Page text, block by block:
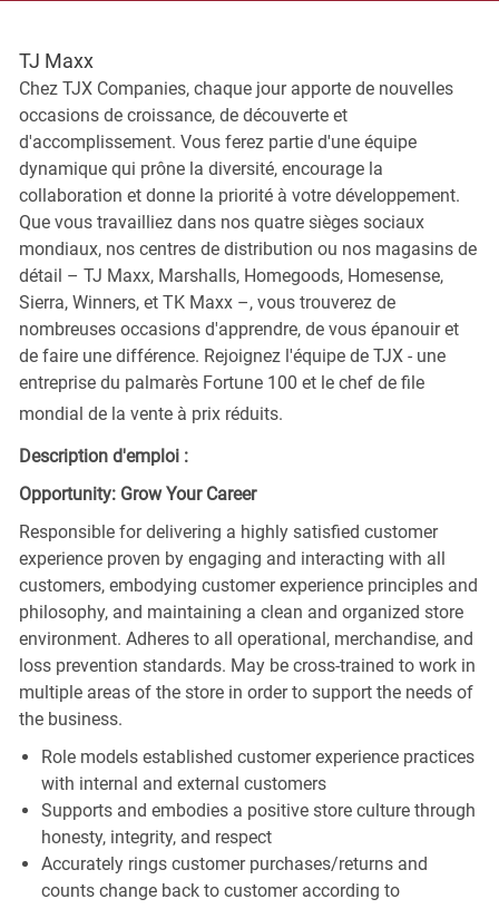
TJ Maxx
Chez TJX Companies, chaque jour apporte de nouvelles
occasions de croissance, de découverte et
d'accomplissement. Vous ferez partie d'une équipe
dynamique qui prône la diversité, encourage la
collaboration et donne la priorité à votre développement.
Que vous travailliez dans nos quatre sièges sociaux
mondiaux, nos centres de distribution ou nos magasins de
détail – TJ Maxx, Marshalls, Homegoods, Homesense,
Sierra, Winners, et TK Maxx –, vous trouverez de
nombreuses occasions d'apprendre, de vous épanouir et
de faire une différence. Rejoignez l'équipe de TJX - une
entreprise du palmarès Fortune 100 et le chef de file
mondial de la vente à prix réduits.
Description d'emploi :
Opportunity: Grow Your Career
Responsible for delivering a highly satisfied customer
experience proven by engaging and interacting with all
customers, embodying customer experience principles and
philosophy, and maintaining a clean and organized store
environment. Adheres to all operational, merchandise, and
loss prevention standards. May be cross-trained to work in
multiple areas of the store in order to support the needs of
the business.
Role models established customer experience practices
with internal and external customers
Supports and embodies a positive store culture through
honesty, integrity, and respect
Accurately rings customer purchases/returns and
counts change back to customer according to